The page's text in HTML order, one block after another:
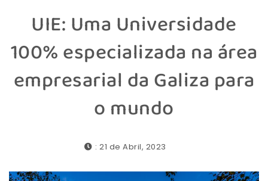
UIE: Uma Universidade
100% especializada na área
empresarial da Galiza para
o mundo
: 21 de Abril, 2023